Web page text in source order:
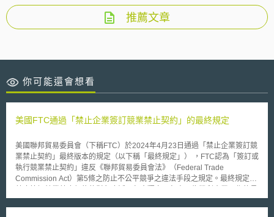
推薦文章
你可能還會想看
美國FTC通過「禁止企業簽訂競業禁止契約」的最終規定
美國聯邦貿易委員會（下稱FTC）於2024年4月23日通過「禁止企業簽訂競
業禁止契約」最終版本的規定（以下稱「最終規定」） ，FTC認為「簽訂或
執行競業禁止契約」違反《聯邦貿易委員會法》（Federal Trade
Commission Act）第5條之防止不公平競爭之違法手段之規定。最終規定所
工，並將可能取代其他規範競業禁止契約效力之州法。不過，尚有部分情形